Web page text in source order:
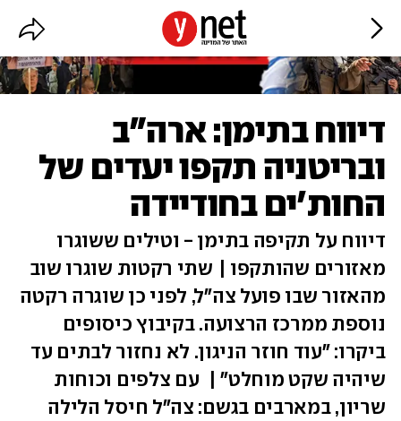
דיווח בתימן: ארה"ב
ובריטניה תקפו יעדים של
החות'ים בחודיידה
דיווח על תקיפה בתימן - וטילים ששוגרו
מאזורים שהותקפו | שתי רקטות שוגרו שוב
מהאזור שבו פועל צה"ל, לפני כן שוגרה רקטה
נוספת ממרכז הרצועה. בקיבוץ כיסופים
ביקרו: "עוד חוזר הניגון. לא נחזור לבתים עד
שיהיה שקט מוחלט" | עם צלפים וכוחות
שריון, במארבים בגשם: צה"ל חיסל הלילה